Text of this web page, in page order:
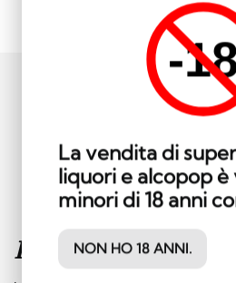
-
La vendita di
liquori e alcopop è
minori di 18 anni
NON HO 18 ANNI.
Iscriviti alla